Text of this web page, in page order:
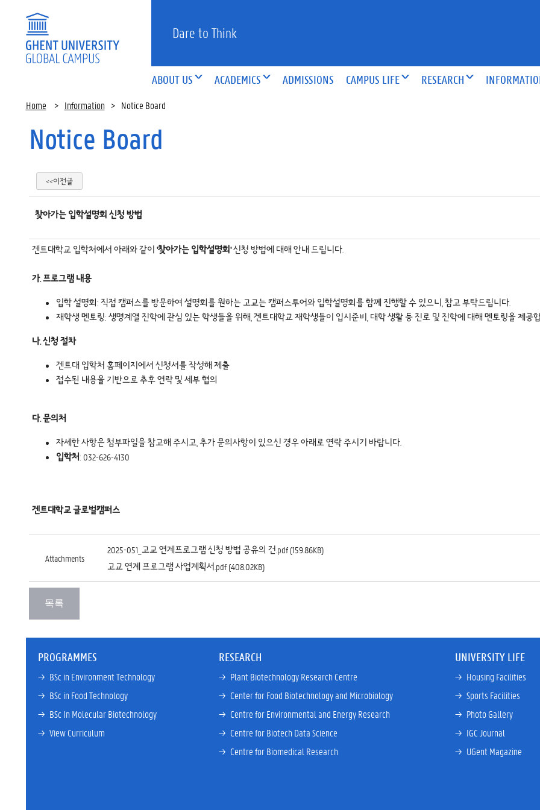
Dare to Think
ABOUT US ACADEMICS ADMISSIONS CAMPUS LIFE RESEARCH
Home > Information > Notice Board
Notice Board
<<이전글
찾아가는 입학설명회 신청 방법
겐트대학교 입학처에서 아래와 같이 '찾아가는 입학설명회'신청 방법에 대해 안내 드립니다.
가. 프로그램 내용
입학 설명회: 직접 캠퍼스를 방문하여 설명회를 원하는 고교는 캠퍼스투어와 입학설명회를 함께 진행할 수 있으니, 참고 부탁드립니다.
재학생 멘토링: 생명계열 진학에 관심 있는 학생들을 위해, 겐트대학교 재학생들이 입시준비, 대학 생활 등 진로 및 진학에 대해 멘토링을 제공
나. 신청 절차
겐트대 입학처 홈페이지에서 신청서를 작성해 제출
접수된 내용을 기반으로 추후 연락 및 세부 협의
다. 문의처
자세한 사항은 첨부파일을 참고해 주시고, 추가 문의사항이 있으신 경우 아래로 연락 주시기 바랍니다.
입학처: 032-626-4130
겐트대학교 글로벌캠퍼스
Attachments
2025-051_고교 연계프로그램 신청 방법 공유의 건.pdf (159.86KB)
고교 연계 프로그램 사업계획서.pdf (408.02KB)
PROGRAMMES
→ BSc in Environment Technology
→ BSc in Food Technology
→ BSc In Molecular Biotechnology
→ View Curriculum
RESEARCH
→ Plant Biotechnology Research Centre
→ Center for Food Biotechnology and Microbiology
→ Centre for Environmental and Energy Research
→ Centre for Biotech Data Science
→ Centre for Biomedical Research
UNIVERSITY LIFE
→ Housing Facilities
→ Sports Facilities
→ Photo Gallery
→ IGC Journal
→ UGent Magazine